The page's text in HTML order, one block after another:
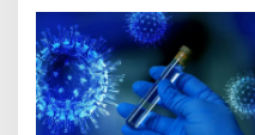
Kesehatan